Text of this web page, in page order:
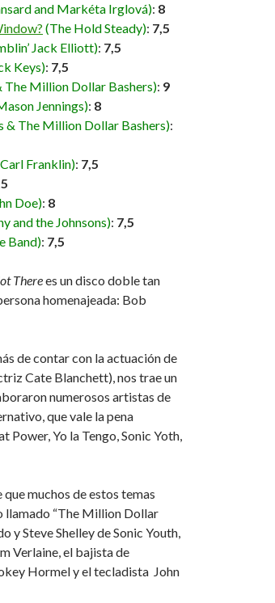
and Markéta Irglová): 8
(The Hold Steady): 7,5
Jack Elliott): 7,5
Keys): 7,5
The Million Dollar Bashers): 9
Jennings): 8
& The Million Dollar Bashers):
Franklin): 7,5
Doe): 8
and the Johnsons): 7,5
Band): 7,5
Therees un disco doble tan
homenajeada: Bob
de contar con la actuación de
Cate Blanchett), nos trae un
numerosos artistas de
que vale la pena
Power, Yo la Tengo, Sonic Yoth,
muchos de estos temas
llamado “The Million Dollar
y Steve Shelley de Sonic Youth,
Verlaine, el bajista de
Hormel y el tecladista John